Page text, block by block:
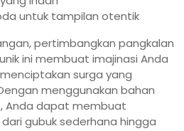
untuk tampilan otentik
pertimbangkan pangkalan
ini membuat imajinasi Anda
surga yang
menggunakan bahan
Anda dapat membuat
gubuk sederhana hingga